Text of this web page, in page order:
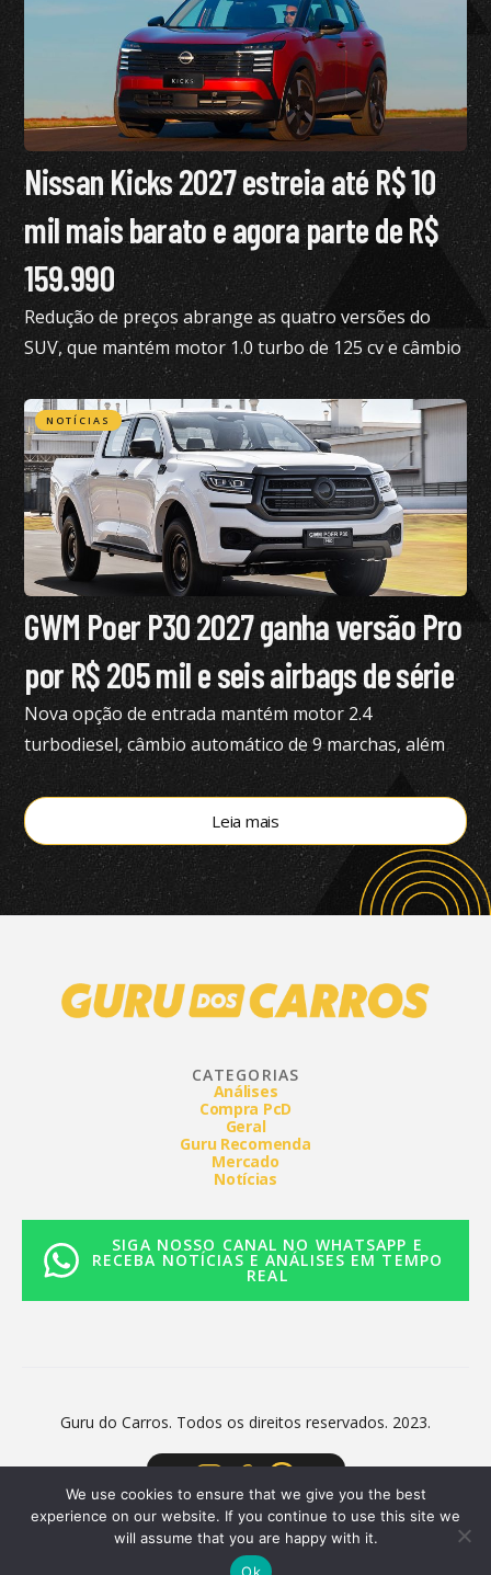
Nissan Kicks 2027 estreia até R$ 10
mil mais barato e agora parte de R$
159.990
Redução de preços abrange as quatro versões do
SUV, que mantém motor 1.0 turbo de 125 cv e câmbio
de dupla embreagem
NOTÍCIAS
GWM Poer P30 2027 ganha versão Pro
por R$ 205 mil e seis airbags de série
Nova opção de entrada mantém motor 2.4
turbodiesel, câmbio automático de 9 marchas, além
de tração 4×4
Leia mais
CATEGORIAS
Análises
Compra PcD
Geral
Guru Recomenda
Mercado
Notícias
SIGA NOSSO CANAL NO WHATSAPP E
RECEBA NOTÍCIAS E ANÁLISES EM TEMPO
REAL
Guru do Carros. Todos os direitos reservados. 2023.
We use cookies to ensure that we give you the best
experience on our website. If you continue to use this site we
will assume that you are happy with it.
Ok